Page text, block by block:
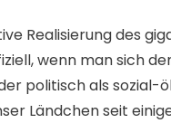
Realisierung des
wenn man sich
politisch als sozial-
Ländchen seit